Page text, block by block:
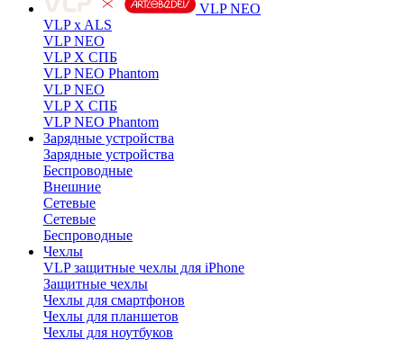
VLP NEO
VLP x ALS
VLP NEO
VLP X СПБ
VLP NEO Phantom
VLP NEO
VLP X СПБ
VLP NEO Phantom
Зарядные устройства
Зарядные устройства
Беспроводные
Внешние
Сетевые
Сетевые
Беспроводные
Чехлы
VLP защитные чехлы для iPhone
Защитные чехлы
Чехлы для смартфонов
Чехлы для планшетов
Чехлы для ноутбуков